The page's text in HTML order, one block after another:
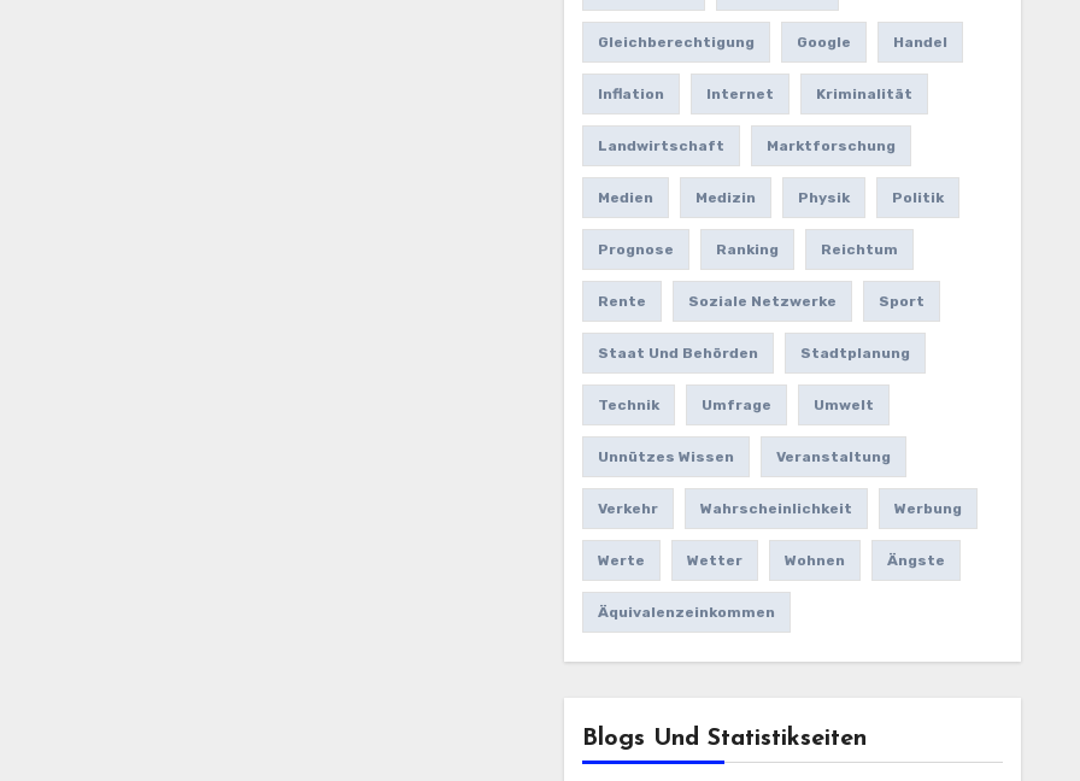
Gleichberechtigung Google Handel
Inflation Internet Kriminalität
Landwirtschaft Marktforschung
Medien Medizin Physik Politik
Prognose Ranking Reichtum
Rente Soziale Netzwerke Sport
Staat Und Behörden Stadtplanung
Technik Umfrage Umwelt
Unnützes Wissen Veranstaltung
Verkehr Wahrscheinlichkeit Werbung
Werte Wetter Wohnen Ängste
Äquivalenzeinkommen
Blogs Und Statistikseiten